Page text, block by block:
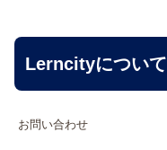
Lerncityについて
お問い合わせ